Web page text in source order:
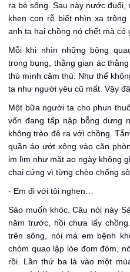
ra bè sống. Sau này nước
khen con rễ biết nhìn xa
anh ta hại chồng nó chết mà có
Mỗi khi nhìn những bông
trong bụng, thằng gian ác
thù mình căm thù. Như thể
ta như người yêu cũ mất. Vậy
Một bữa người ta cho phun
vốn đang tấp nập bỗng dưng
không trèo đê ra với chồng.
quần áo ướt xông vào căn
im lìm như mặt ao ngày không
chai cứng vì từng chèo chống
- Em đi với tôi nghen…
Sáo muốn khóc. Câu nói này
năm trước, hồi chưa lấy
trên sông, nói má em bệnh
chòm quao lập lòe đom đóm,
rồi. Lần thứ ba là vào một